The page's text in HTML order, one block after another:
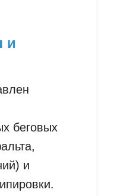
и
беговых
и